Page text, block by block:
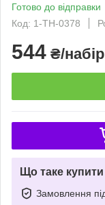
Готово до відправки
Код: 1-ТН-0378
544 ₴/набір
Що таке
Замовлення